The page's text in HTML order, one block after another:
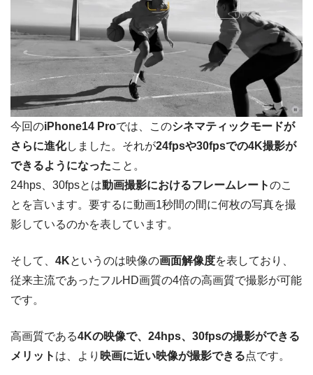
今回のiPhone14 Proでは、このシネマティックモードが
さらに進化しました。それが24fpsや30fpsでの4K撮影が
できるようになったこと。
24hps、30fpsとは動画撮影におけるフレームレートのこ
とを言います。要するに動画1秒間の間に何枚の写真を撮
影しているのかを表しています。
そして、 4Kというのは映像の画面解像度を表しており、
従来主流であったフルHD画質の4倍の高画質で撮影が可能
です。
高画質である4Kの映像で、24hps、30fpsの撮影ができる
メリット は、より 映画に近い映像が撮影できる点です。